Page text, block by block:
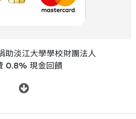
助淡江大學學校財團法人
0.8% 現金回饋